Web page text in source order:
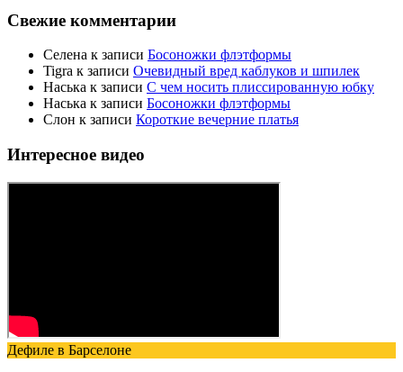
Свежие комментарии
Селена к записи Босоножки флэтформы
Tigra к записи Очевидный вред каблуков и шпилек
Наська к записи С чем носить плиссированную юбку
Наська к записи Босоножки флэтформы
Слон к записи Короткие вечерние платья
Интересное видео
Дефиле в Барселоне